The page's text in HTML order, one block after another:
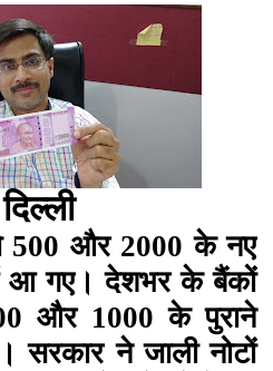
500 और 2000 के नए
आ गए। देशभर के बैंकों
और 1000 के पुराने
सरकार ने जाली नोटों